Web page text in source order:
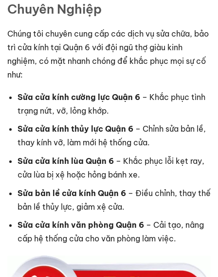
Chuyên Nghiệp
Chúng tôi chuyên cung cấp các dịch vụ sửa chữa, bảo
trì cửa kính tại Quận 6 với đội ngũ thợ giàu kinh
nghiệm, có mặt nhanh chóng để khắc phục mọi sự cố
như:
Sửa cửa kính cường lực Quận 6– Khắc phục tình
trạng nứt, vỡ, lỏng khớp.
Sửa cửa kính thủy lực Quận 6– Chỉnh sửa bản lề,
thay kính vỡ, làm mới hệ thống cửa.
Sửa cửa kính lùa Quận 6– Khắc phục lỗi kẹt ray,
cửa lùa bị xệ hoặc hỏng bánh xe.
Sửa bản lề cửa kính Quận 6– Điều chỉnh, thay thế
bản lề thủy lực, giảm xệ cửa.
Sửa cửa kính văn phòng Quận 6– Cải tạo, nâng
cấp hệ thống cửa cho văn phòng làm việc.